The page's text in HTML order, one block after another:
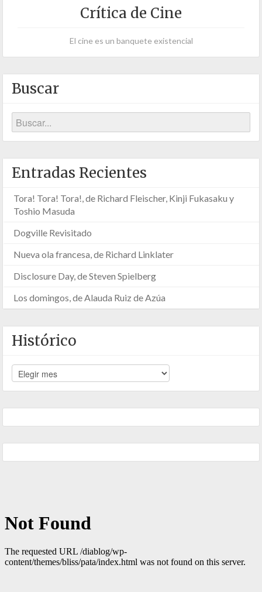
Crítica de Cine
El cine es un banquete existencial
Buscar
Entradas Recientes
Tora! Tora! Tora!, de Richard Fleischer, Kinji Fukasaku y
Toshio Masuda
Dogville Revisitado
Nueva ola francesa, de Richard Linklater
Disclosure Day, de Steven Spielberg
Los domingos, de Alauda Ruiz de Azúa
Histórico